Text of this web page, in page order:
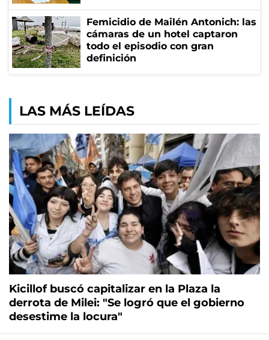
Femicidio de Mailén Antonich: las
cámaras de un hotel captaron
todo el episodio con gran
definición
LAS MÁS LEÍDAS
Kicillof buscó capitalizar en la Plaza la
derrota de Milei: "Se logró que el gobierno
desestime la locura"